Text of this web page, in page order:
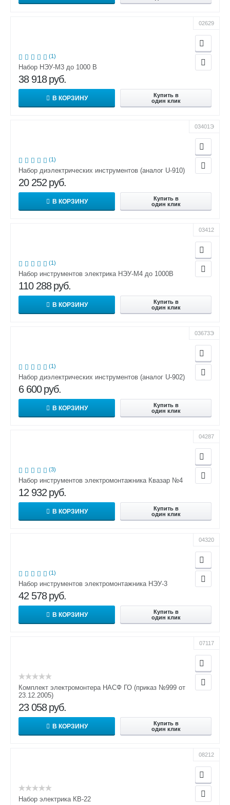
02629
(1)
Набор НЭУ-М3 до 1000 В
38 918 руб.
В КОРЗИНУ
Купить в
один клик
03401Э
(1)
Набор диэлектрических инструментов (аналог U-910)
20 252 руб.
В КОРЗИНУ
Купить в
один клик
03412
(1)
Набор инструментов электрика НЭУ-М4 до 1000В
110 288 руб.
В КОРЗИНУ
Купить в
один клик
03673Э
(1)
Набор диэлектрических инструментов (аналог U-902)
6 600 руб.
В КОРЗИНУ
Купить в
один клик
04287
(3)
Набор инструментов электромонтажника Квазар №4
12 932 руб.
В КОРЗИНУ
Купить в
один клик
04320
(1)
Набор инструментов электромонтажника НЭУ-3
42 578 руб.
В КОРЗИНУ
Купить в
один клик
07117
Комплект электромонтера НАСФ ГО (приказ №999 от
23.12.2005)
23 058 руб.
В КОРЗИНУ
Купить в
один клик
08212
Набор электрика КВ-22